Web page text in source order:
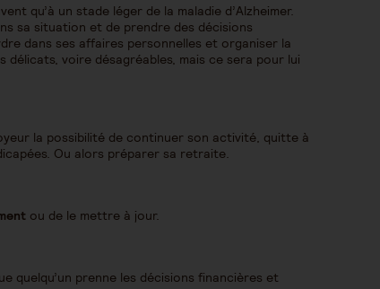
qu’à un stade léger de la maladie d’Alzheimer.
sa situation et de prendre des décisions
dans ses affaires personnelles et organiser la
délicats, voire désagréables, mais ce sera pour lui
la possibilité de continuer son activité, quitte à
Ou alors préparer sa retraite.
ou de le mettre à jour.
prenne les décisions financières et